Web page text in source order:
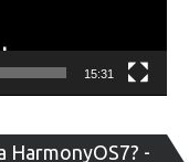
15:31
HarmonyOS7? -